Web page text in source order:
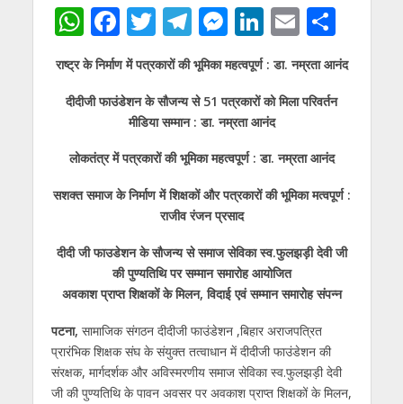
W
h
at
s
p
p
F
ac
e
b
o
o
k
T
w
itt
er
T
el
e
gr
a
m
M
e
ss
e
n
g
er
Li
n
k
e
dI
n
E
m
ai
l
S
h
ar
e
राष्ट्र के निर्माण में पत्रकारों की भूमिका महत्वपूर्ण : डा. नम्रता आनंद
दीदीजी फाउंडेशन के सौजन्य से 51 पत्रकारों को मिला परिवर्तन
मीडिया सम्मान : डा. नम्रता आनंद
लोकतंत्र में पत्रकारों की भूमिका महत्वपूर्ण : डा. नम्रता आनंद
सशक्त समाज के निर्माण में शिक्षकों और पत्रकारों की भूमिका मत्वपूर्ण :
राजीव रंजन प्रसाद
दीदी जी फाउडेशन के सौजन्य से समाज सेविका स्व.फुलझड़ी देवी जी
की पुण्यतिथि पर सम्मान समारोह आयोजित
अवकाश प्राप्त शिक्षकों के मिलन, विदाई एवं सम्मान समारोह संपन्न
पटना, सामाजिक संगठन दीदीजी फाउंडेशन ,बिहार अराजपत्रित
प्रारंभिक शिक्षक संघ के संयुक्त तत्वाधान में दीदीजी फाउंडेशन की
संरक्षक, मार्गदर्शक और अविस्मरणीय समाज सेविका स्व.फुलझड़ी देवी
जी की पुण्यतिथि के पावन अवसर पर अवकाश प्राप्त शिक्षकों के मिलन,